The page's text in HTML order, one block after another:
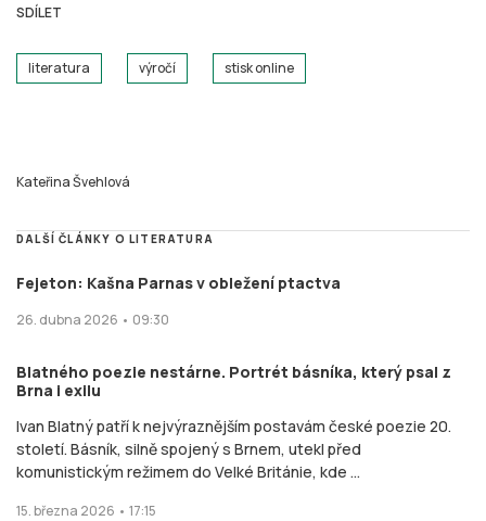
SDÍLET
literatura výročí stisk online
Kateřina Švehlová
DALŠÍ ČLÁNKY O LITERATURA
Fejeton: Kašna Parnas v obležení ptactva
26. dubna 2026 • 09:30
Blatného poezie nestárne. Portrét básníka, který psal z
Brna i exilu
Ivan Blatný patří k nejvýraznějším postavám české poezie 20.
století. Básník, silně spojený s Brnem, utekl před
komunistickým režimem do Velké Británie, kde ...
15. března 2026 • 17:15